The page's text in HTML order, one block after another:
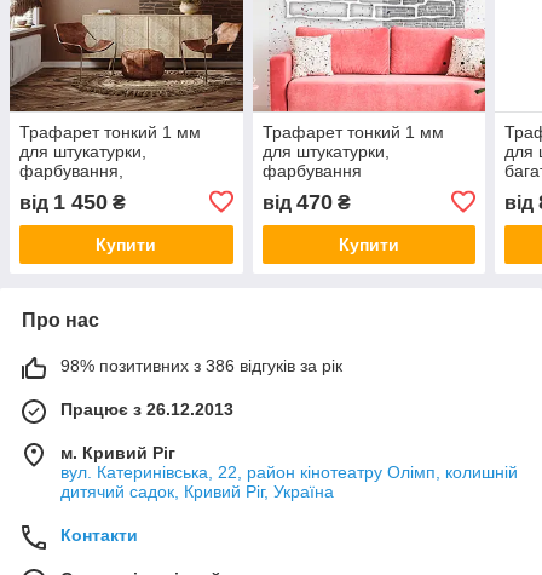
Трафарет тонкий 1 мм
для штукатурки,
фарбування,
природний камінь
(840х1000)
від 1 450 ₴
Купити
Трафарет тонкий 1 мм
для штукатурки,
фарбування
багаторазовий, кладка
дикого каменю
пластиковий (350х500)
від 470₴
Купити
для
від
Про нас
98% позитивних з 386 відгуків за рік
Працює з 26.12.2013
м. Кривий Ріг
вул. Катеринівська, 22, район кінотеатру Олімп, колишній
дитячий садок, Кривий Ріг, Україна
Контакти